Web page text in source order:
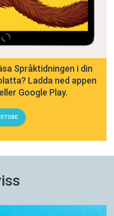
Språktidningen i din
Ladda ned appen
Google Play.